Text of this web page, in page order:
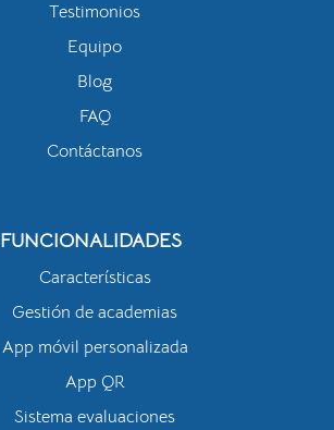
Testimonios
Equipo
Blog
FAQ
Contáctanos
FUNCIONALIDADES
Características
Gestión de academias
App móvil personalizada
App QR
Sistema evaluaciones